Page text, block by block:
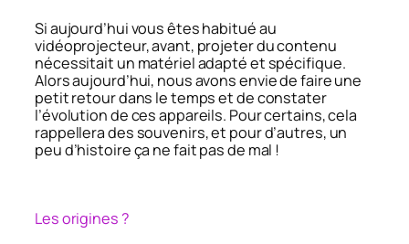
Si aujourd’hui vous êtes habitué au
vidéoprojecteur, avant, projeter du contenu
nécessitait un matériel adapté et spécifique.
Alors aujourd’hui, nous avons envie de faire une
petit retour dans le temps et de constater
l’évolution de ces appareils. Pour certains, cela
rappellera des souvenirs, et pour d’autres, un
peu d’histoire ça ne fait pas de mal !
Les origines ?